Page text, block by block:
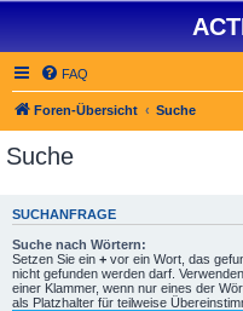
FAQ
Foren-Übersicht Suche
Suche
SUCHANFRAGE
Suche nach Wörtern:
Setzen Sie ein + vor ein Wort, das
nicht gefunden werden darf.
einer Klammer, wenn nur eines der
als Platzhalter für teilweise